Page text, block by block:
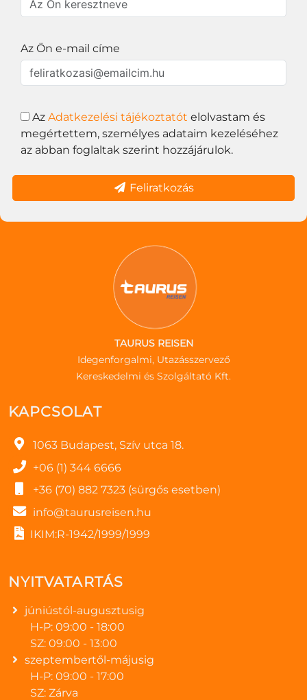
Az Ön e-mail címe
Az Adatkezelési tájékoztatót elolvastam és
megértettem, személyes adataim kezeléséhez
az abban foglaltak szerint hozzájárulok.
Feliratkozás
TAURUS REISEN
Idegenforgalmi, Utazásszervező
Kereskedelmi és Szolgáltató Kft.
KAPCSOLAT
1063 Budapest, Szív utca 18.
+06 (1) 344 6666
+36 (70) 882 7323 (sürgős esetben)
info@taurusreisen.hu
IKIM:R-1942/1999/1999
NYITVATARTÁS
júniústól-augusztusig
H-P: 09:00 - 18:00
SZ: 09:00 - 13:00
szeptembertől-májusig
H-P: 09:00 - 17:00
SZ: Zárva